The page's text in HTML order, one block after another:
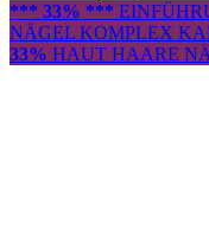
*** 33% ***
NÄGEL KOMPLEX
33% HAUT HAARE